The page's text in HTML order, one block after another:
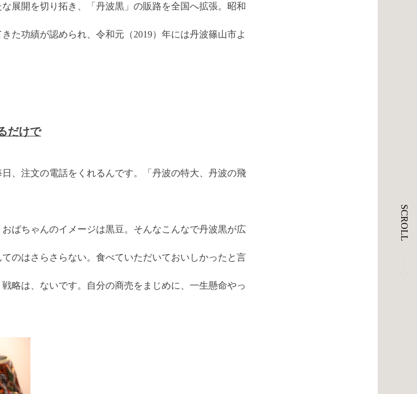
SCROLL
展開を切り拓き、「丹波黒」の販路を全国へ拡張。昭和
た功績が認められ、令和元（2019）年には丹波篠山市よ
だけで
、注文の電話をくれるんです。「丹波の特大、丹波の飛
ばちゃんのイメージは黒豆。そんなこんなで丹波黒が広
のはさらさらない。食べていただいておいしかったと言
略は、ないです。自分の商売をまじめに、一生懸命やっ